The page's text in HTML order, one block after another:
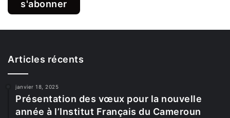
consacrant ainsi sa valeur historique et culturelle. Les
Articles récents
janvier 18, 2025
Présentation des vœux pour la nouvelle
année à l’Institut Français du Cameroun